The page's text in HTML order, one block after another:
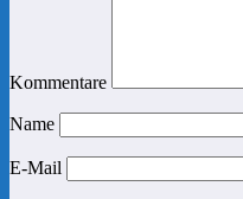
Kommentare
Name
E-Mail